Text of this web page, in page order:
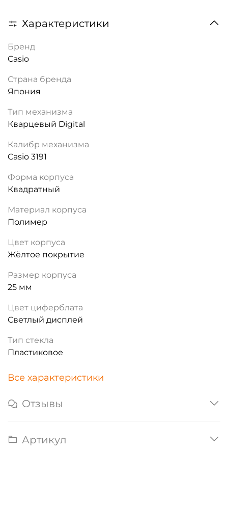
Характеристики
Бренд
Casio
Страна бренда
Япония
Тип механизма
Кварцевый Digital
Калибр механизма
Casio 3191
Форма корпуса
Квадратный
Материал корпуса
Полимер
Цвет корпуса
Жёлтое покрытие
Размер корпуса
25 мм
Цвет циферблата
Светлый дисплей
Тип стекла
Пластиковое
Все характеристики
Отзывы
Артикул